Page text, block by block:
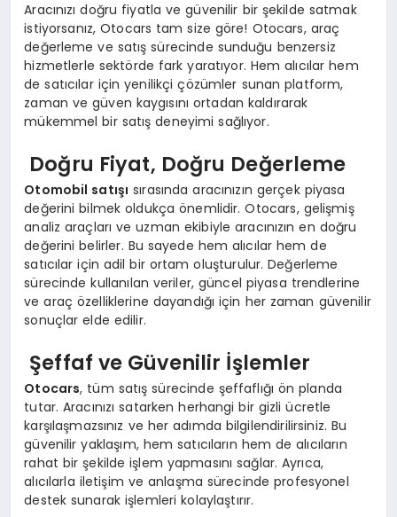
Aracınızı doğru fiyatla ve güvenilir bir şekilde satmak
istiyorsanız, Otocars tam size göre! Otocars, araç
değerleme ve satış sürecinde sunduğu benzersiz
hizmetlerle sektörde fark yaratıyor. Hem alıcılar hem
de satıcılar için yenilikçi çözümler sunan platform,
zaman ve güven kaygısını ortadan kaldırarak
mükemmel bir satış deneyimi sağlıyor.
Doğru Fiyat, Doğru Değerleme
Otomobil satışı sırasında aracınızın gerçek piyasa
değerini bilmek oldukça önemlidir. Otocars, gelişmiş
analiz araçları ve uzman ekibiyle aracınızın en doğru
değerini belirler. Bu sayede hem alıcılar hem de
satıcılar için adil bir ortam oluşturulur. Değerleme
sürecinde kullanılan veriler, güncel piyasa trendlerine
ve araç özelliklerine dayandığı için her zaman güvenilir
sonuçlar elde edilir.
Şeffaf ve Güvenilir İşlemler
Otocars, tüm satış sürecinde şeffaflığı ön planda
tutar. Aracınızı satarken herhangi bir gizli ücretle
karşılaşmazsınız ve her adımda bilgilendirilirsiniz. Bu
güvenilir yaklaşım, hem satıcıların hem de alıcıların
rahat bir şekilde işlem yapmasını sağlar. Ayrıca,
alıcılarla iletişim ve anlaşma sürecinde profesyonel
destek sunarak işlemleri kolaylaştırır.